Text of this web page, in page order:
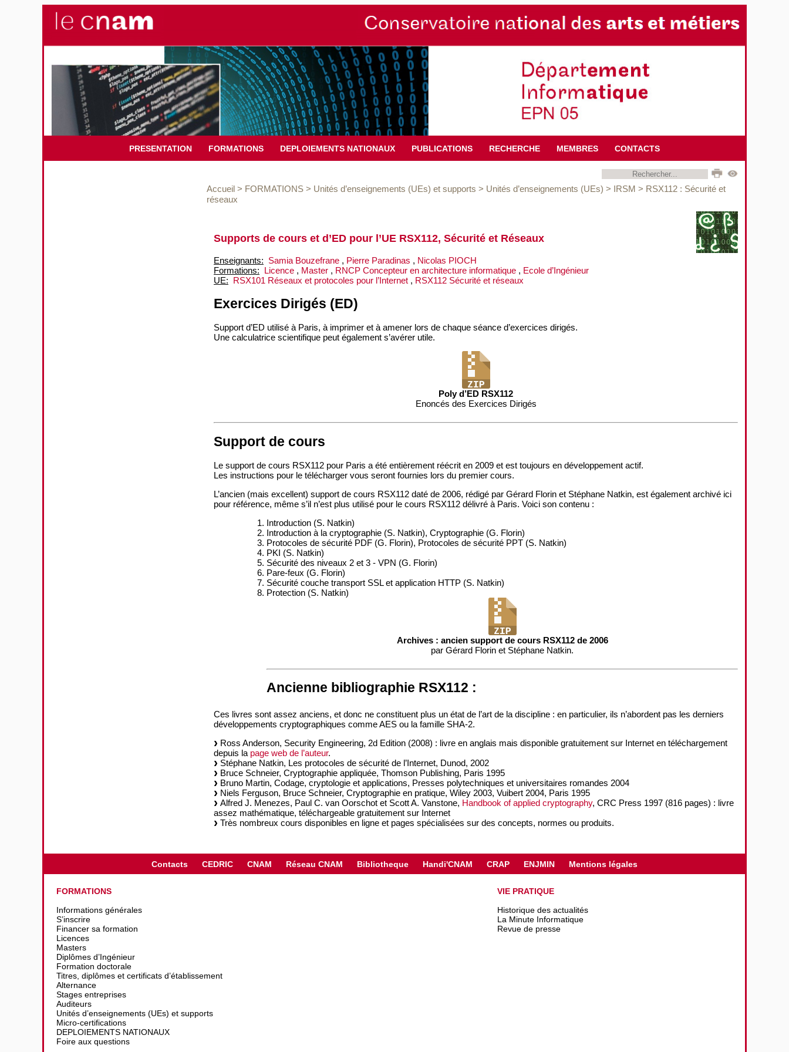
PRESENTATION FORMATIONS DEPLOIEMENTS NATIONAUX PUBLICATIONS RECHERCHE MEMBRES CONTACTS
Accueil > FORMATIONS > Unités d’enseignements (UEs) et supports > Unités d’enseignements (UEs) > IRSM > RSX112 : Sécurité et
réseaux
Supports de cours et d’ED pour l’UE RSX112, Sécurité et Réseaux
Enseignants: Samia Bouzefrane , Pierre Paradinas , Nicolas PIOCH
Formations: Licence , Master , RNCP Concepteur en architecture informatique , Ecole d’Ingénieur
UE: RSX101 Réseaux et protocoles pour l’Internet , RSX112 Sécurité et réseaux
Exercices Dirigés (ED)
Support d’ED utilisé à Paris, à imprimer et à amener lors de chaque séance d’exercices dirigés.
Une calculatrice scientifique peut également s’avérer utile.
Poly d’ED RSX112
Enoncés des Exercices Dirigés
Support de cours
Le support de cours RSX112 pour Paris a été entièrement réécrit en 2009 et est toujours en développement actif.
Les instructions pour le télécharger vous seront fournies lors du premier cours.
L’ancien (mais excellent) support de cours RSX112 daté de 2006, rédigé par Gérard Florin et Stéphane Natkin, est également archivé ici
pour référence, même s’il n’est plus utilisé pour le cours RSX112 délivré à Paris. Voici son contenu :
Introduction (S. Natkin)
Introduction à la cryptographie (S. Natkin), Cryptographie (G. Florin)
Protocoles de sécurité PDF (G. Florin), Protocoles de sécurité PPT (S. Natkin)
PKI (S. Natkin)
Sécurité des niveaux 2 et 3 - VPN (G. Florin)
Pare-feux (G. Florin)
Sécurité couche transport SSL et application HTTP (S. Natkin)
Protection (S. Natkin)
Archives : ancien support de cours RSX112 de 2006
par Gérard Florin et Stéphane Natkin.
Ancienne bibliographie RSX112 :
Ces livres sont assez anciens, et donc ne constituent plus un état de l’art de la discipline : en particulier, ils n’abordent pas les derniers
développements cryptographiques comme AES ou la famille SHA-2.
Ross Anderson, Security Engineering, 2d Edition (2008) : livre en anglais mais disponible gratuitement sur Internet en téléchargement
depuis la page web de l’auteur.
Stéphane Natkin, Les protocoles de sécurité de l’Internet, Dunod, 2002
Bruce Schneier, Cryptographie appliquée, Thomson Publishing, Paris 1995
Bruno Martin, Codage, cryptologie et applications, Presses polytechniques et universitaires romandes 2004
Niels Ferguson, Bruce Schneier, Cryptographie en pratique, Wiley 2003, Vuibert 2004, Paris 1995
Alfred J. Menezes, Paul C. van Oorschot et Scott A. Vanstone, Handbook of applied cryptography, CRC Press 1997 (816 pages) : livre
assez mathématique, téléchargeable gratuitement sur Internet
Très nombreux cours disponibles en ligne et pages spécialisées sur des concepts, normes ou produits.
Contacts CEDRIC CNAM Réseau CNAM Bibliotheque Handi'CNAM CRAP ENJMIN Mentions légales
FORMATIONS
Informations générales
S’inscrire
Financer sa formation
Licences
Masters
Diplômes d’Ingénieur
Formation doctorale
Titres, diplômes et certificats d’établissement
Alternance
Stages entreprises
Auditeurs
Unités d’enseignements (UEs) et supports
Micro-certifications
DEPLOIEMENTS NATIONAUX
Foire aux questions
VIE PRATIQUE
Historique des actualités
La Minute Informatique
Revue de presse